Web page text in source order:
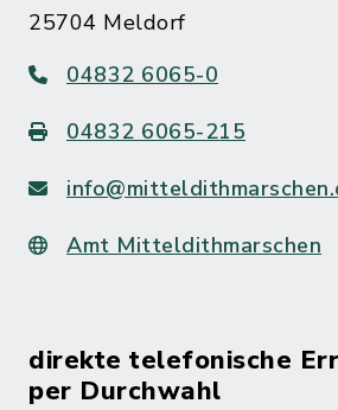
25704 Meldorf
04832 6065-0
04832 6065-215
Amt Mitteldithmarschen
direkte telefonische
per Durchwahl